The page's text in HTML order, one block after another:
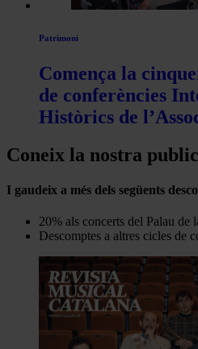
Patrimoni
Comença la
de conferències
Històrics de
Coneix la nostra
I gaudeix a més dels següents
20% als concerts del Palau de
Descomptes a altres cicles de